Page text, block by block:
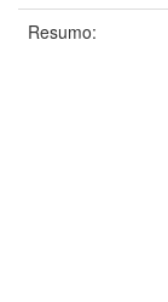
Resumo: